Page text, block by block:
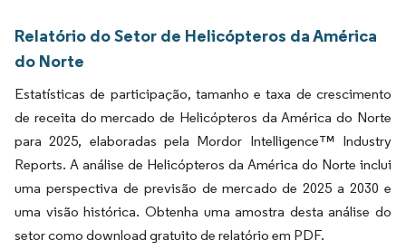
Relatório do Setor de Helicópteros da América
do Norte
Estatísticas de participação, tamanho e taxa de crescimento
de receita do mercado de Helicópteros da América do Norte
para 2025, elaboradas pela Mordor Intelligence™ Industry
Reports. A análise de Helicópteros da América do Norte inclui
uma perspectiva de previsão de mercado de 2025 a 2030 e
uma visão histórica. Obtenha uma amostra desta análise do
setor como download gratuito de relatório em PDF.